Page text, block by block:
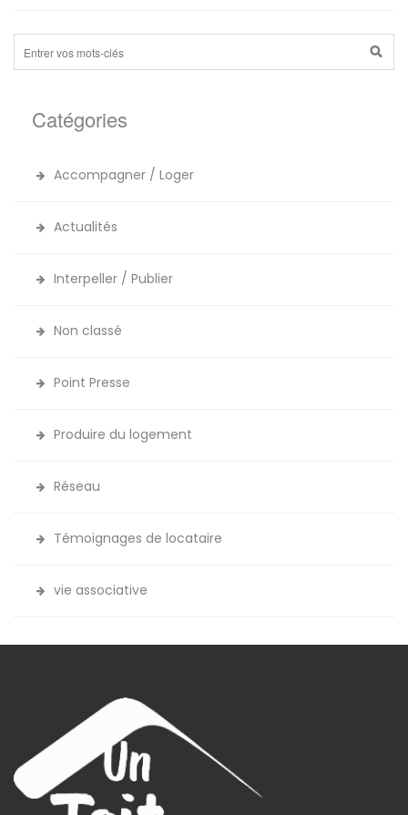
Catégories
Accompagner / Loger
Actualités
Interpeller / Publier
Non classé
Point Presse
Produire du logement
Réseau
Témoignages de locataire
vie associative